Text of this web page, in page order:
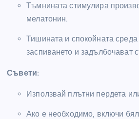
Тъмнината стимулира
мелатонин.
Тишината и спокойната
заспиването и задълбочават
Съвети:
Използвай плътни пердета
Ако е необходимо, включи